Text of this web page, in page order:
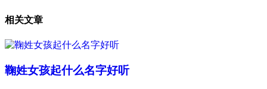
相关文章
鞠姓女孩起什么名字好听